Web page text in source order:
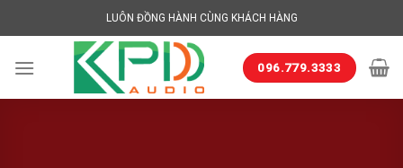
to
LUÔN ĐỒNG HÀNH CÙNG KHÁCH HÀNG
096.779.3333